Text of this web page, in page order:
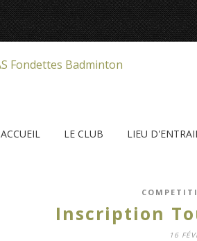
ACCUEIL LE CLUB LIEU
Inscription
16